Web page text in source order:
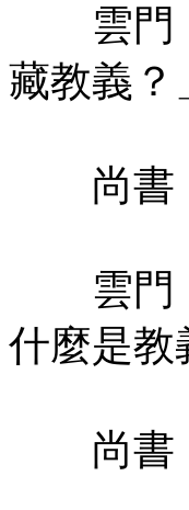
雲門：
藏教義？
尚書：
雲門：
什麼是教
尚書：